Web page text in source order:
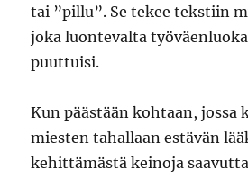
tai ”pillu”. Se tekee tekstiin
joka luontevalta
puuttuisi.
Kun päästään kohtaan,
miesten tahallaan estävän
kehittämästä keinoja